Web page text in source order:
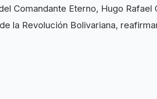
Comandante Eterno, Hugo Rafael
la Revolución Bolivariana,